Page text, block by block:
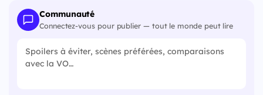
Communauté
Connectez-vous pour publier — tout le monde peut lire